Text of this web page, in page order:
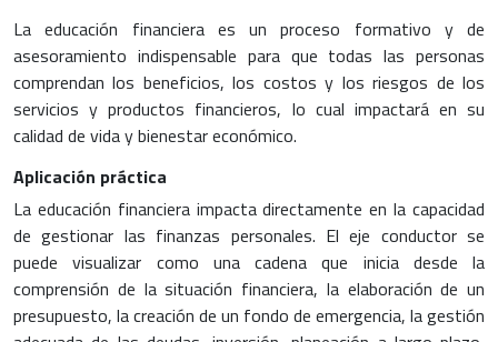
La educación financiera es un proceso formativo y de
asesoramiento indispensable para que todas las personas
comprendan los beneficios, los costos y los riesgos de los
servicios y productos financieros, lo cual impactará en su
calidad de vida y bienestar económico.
Aplicación práctica
La educación financiera impacta directamente en la capacidad
de gestionar las finanzas personales. El eje conductor se
puede visualizar como una cadena que inicia desde la
comprensión de la situación financiera, la elaboración de un
presupuesto, la creación de un fondo de emergencia, la gestión